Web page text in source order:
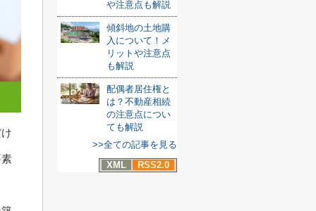
や注意点も解説
傾斜地の土地購
入について！メ
リットや注意点
も解説
配偶者居住権と
は？不動産相続
の注意点につい
ても解説
>>全ての記事を見る
XML
RSS2.0